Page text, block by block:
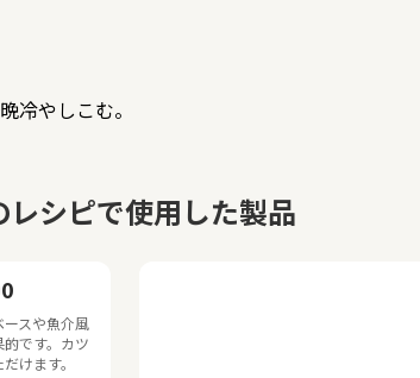
冷やしこむ。
レシピで使用した製品
ースや魚介風
です。カツ
けます。